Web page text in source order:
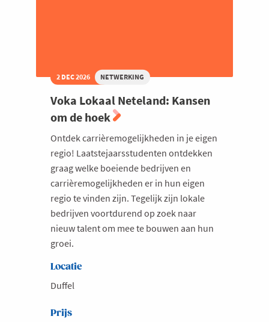
2 DEC 2026 NETWERKING
Voka Lokaal Neteland: Kansen
om de hoek
Ontdek carrièremogelijkheden in je eigen
regio! Laatstejaarsstudenten ontdekken
graag welke boeiende bedrijven en
carrièremogelijkheden er in hun eigen
regio te vinden zijn. Tegelijk zijn lokale
bedrijven voortdurend op zoek naar
nieuw talent om mee te bouwen aan hun
groei.
Locatie
Duffel
Prijs